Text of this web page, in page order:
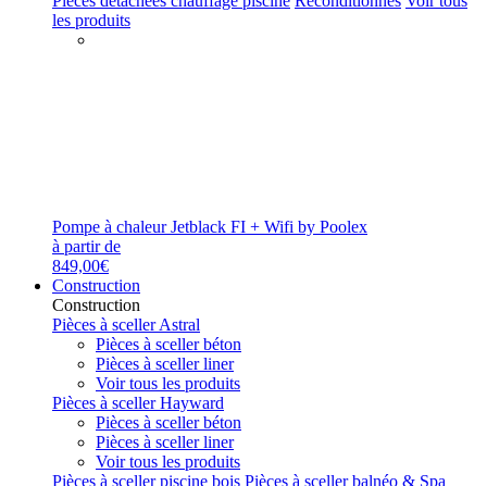
les produits
Pompe à chaleur Jetblack FI + Wifi by Poolex
à partir de
849,00€
Construction
Construction
Pièces à sceller Astral
Pièces à sceller béton
Pièces à sceller liner
Voir tous les produits
Pièces à sceller Hayward
Pièces à sceller béton
Pièces à sceller liner
Voir tous les produits
Pièces à sceller piscine bois Pièces à sceller balnéo & Spa